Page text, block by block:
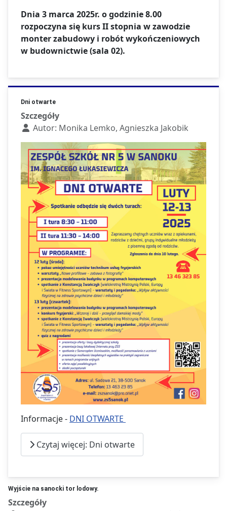
Dnia 3 marca 2025r. o godzinie 8.00
rozpoczyna się kurs II stopnia w zawodzie
monter zabudowy i robót wykończeniowych
w budownictwie (sala 02).
Dni otwarte
Szczegóły
Autor: Monika Lemko, Agnieszka Jakobik
Informacje - DNI OTWARTE
Czytaj więcej: Dni otwarte
Wyjście na sanocki tor lodowy.
Szczegóły